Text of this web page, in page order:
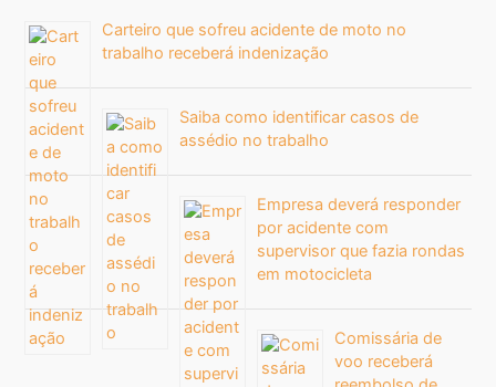
Carteiro que sofreu acidente de moto no
trabalho receberá indenização
Saiba como identificar casos de
assédio no trabalho
Empresa deverá responder
por acidente com
supervisor que fazia rondas
em motocicleta
Comissária de
voo receberá